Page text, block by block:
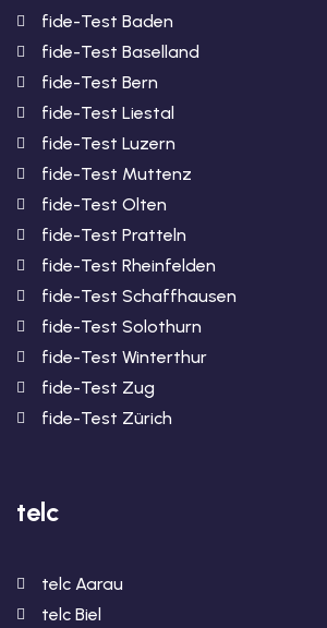
fide-Test Baden
fide-Test Baselland
fide-Test Bern
fide-Test Liestal
fide-Test Luzern
fide-Test Muttenz
fide-Test Olten
fide-Test Pratteln
fide-Test Rheinfelden
fide-Test Schaffhausen
fide-Test Solothurn
fide-Test Winterthur
fide-Test Zug
fide-Test Zürich
telc
telc Aarau
telc Biel